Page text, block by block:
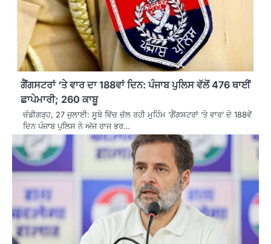
ਗੈਂਗਸਟਰਾਂ ‘ਤੇ ਵਾਰ ਦਾ 188ਵਾਂ ਦਿਨ: ਪੰਜਾਬ ਪੁਲਿਸ ਵੱਲੋਂ 476 ਥਾਈਂ
ਛਾਪੇਮਾਰੀ; 260 ਕਾਬੂ
ਚੰਡੀਗੜ੍ਹ, 27 ਜੁਲਾਈ: ਸੂਬੇ ਵਿੱਚ ਚੱਲ ਰਹੀ ਮੁਹਿੰਮ ’ਗੈਂਗਸਟਰਾਂ ‘ਤੇ ਵਾਰ’ ਦੇ 188ਵੇਂ
ਦਿਨ ਪੰਜਾਬ ਪੁਲਿਸ ਨੇ ਅੱਜ ਰਾਜ ਭਰ…